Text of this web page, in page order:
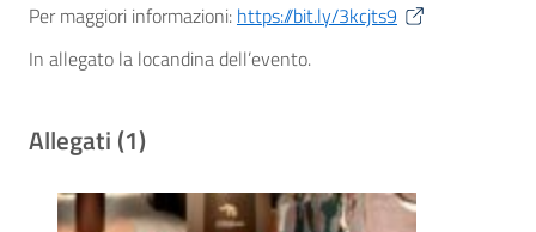
Per maggiori informazioni: https://bit.ly/3kcjts9
In allegato la locandina dell’evento.
Allegati (1)